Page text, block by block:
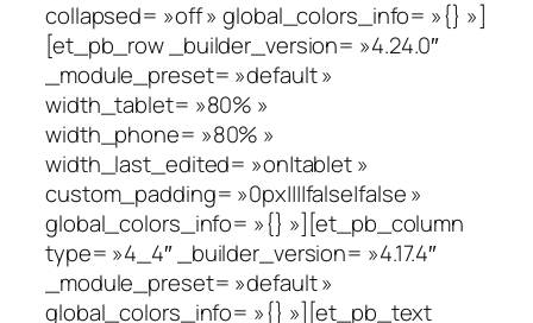
collapsed= »off » global_colors_info= »{} »]
[et_pb_row _builder_version= »4.24.0″
_module_preset= »default »
width_tablet= »80% »
width_phone= »80% »
width_last_edited= »on|tablet »
custom_padding= »0px||||false|false »
global_colors_info= »{} »][et_pb_column
type= »4_4″ _builder_version= »4.17.4″
_module_preset= »default »
global_colors_info= »{} »][et_pb_text